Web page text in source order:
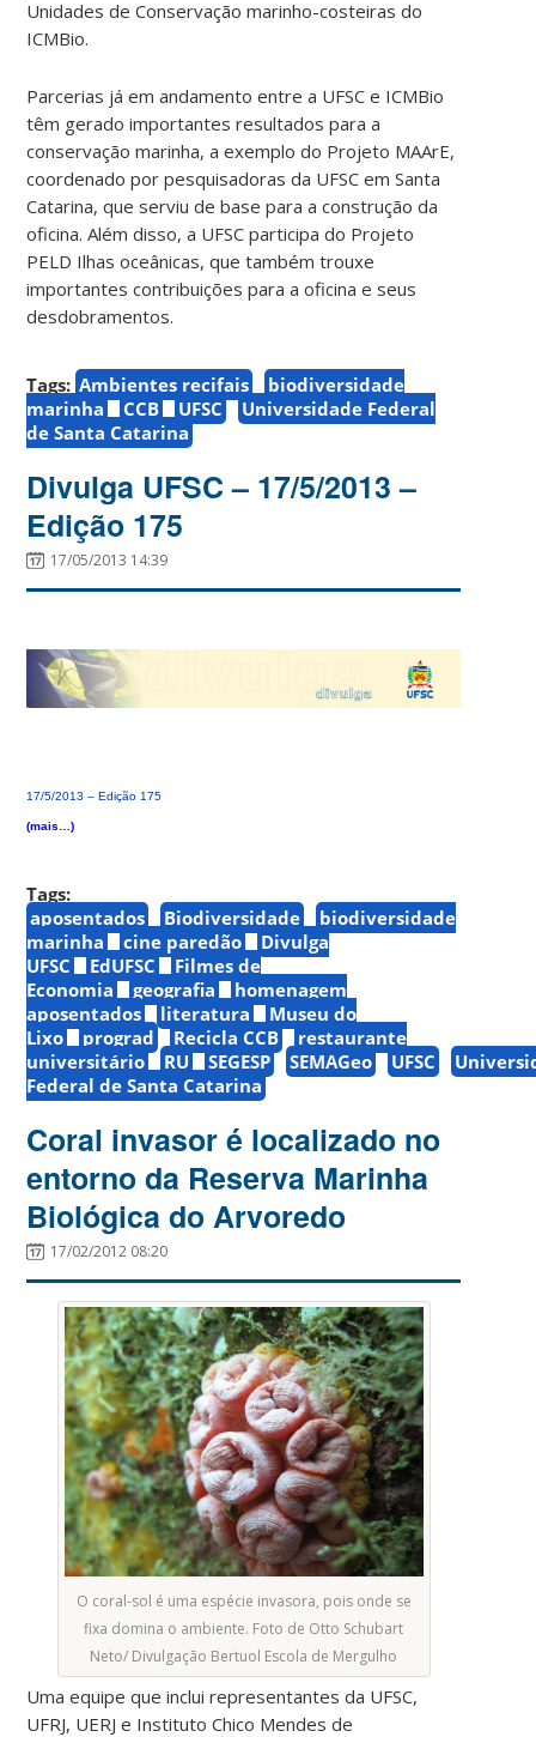
Unidades de Conservação marinho-costeiras do
ICMBio.
Parcerias já em andamento entre a UFSC e ICMBio
têm gerado importantes resultados para a
conservação marinha, a exemplo do Projeto MAArE,
coordenado por pesquisadoras da UFSC em Santa
Catarina, que serviu de base para a construção da
oficina. Além disso, a UFSC participa do Projeto
PELD Ilhas oceânicas, que também trouxe
importantes contribuições para a oficina e seus
desdobramentos.
Tags: Ambientes recifais
biodiversidade
marinha
CCB UFSC
Universidade Federal
de Santa Catarina
Divulga UFSC – 17/5/2013 –
Edição 175
17/05/2013 14:39
17/5/2013 – Edição 175
(mais…)
Tags:
aposentados
Biodiversidade
biodiversidade
marinha
cine paredão
Divulga
UFSC
EdUFSC
Filmes de
Economia
geografia
homenagem
aposentados
literatura
Museu do
Lixo
prograd Recicla CCB
restaurante
universitário
RU SEGESP SEMAGeo UFSC
Federal de Santa Catarina
Coral invasor é localizado no
entorno da Reserva Marinha
Biológica do Arvoredo
17/02/2012 08:20
O coral-sol é uma espécie invasora, pois onde se
fixa domina o ambiente. Foto de Otto Schubart
Neto/ Divulgação Bertuol Escola de Mergulho
Uma equipe que inclui representantes da UFSC,
UFRJ, UERJ e Instituto Chico Mendes de